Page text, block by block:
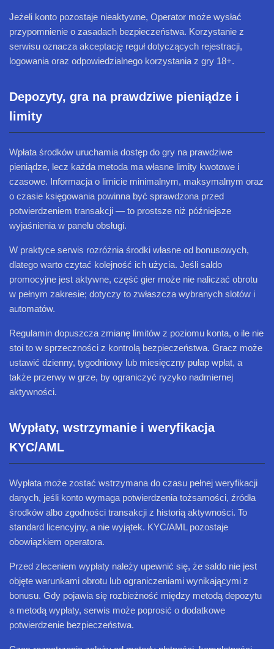
Jeżeli konto pozostaje nieaktywne, Operator może wysłać
przypomnienie o zasadach bezpieczeństwa. Korzystanie z
serwisu oznacza akceptację reguł dotyczących rejestracji,
logowania oraz odpowiedzialnego korzystania z gry 18+.
Depozyty, gra na prawdziwe pieniądze i
limity
Wpłata środków uruchamia dostęp do gry na prawdziwe
pieniądze, lecz każda metoda ma własne limity kwotowe i
czasowe. Informacja o limicie minimalnym, maksymalnym oraz
o czasie księgowania powinna być sprawdzona przed
potwierdzeniem transakcji — to prostsze niż późniejsze
wyjaśnienia w panelu obsługi.
W praktyce serwis rozróżnia środki własne od bonusowych,
dlatego warto czytać kolejność ich użycia. Jeśli saldo
promocyjne jest aktywne, część gier może nie naliczać obrotu
w pełnym zakresie; dotyczy to zwłaszcza wybranych slotów i
automatów.
Regulamin dopuszcza zmianę limitów z poziomu konta, o ile nie
stoi to w sprzeczności z kontrolą bezpieczeństwa. Gracz może
ustawić dzienny, tygodniowy lub miesięczny pułap wpłat, a
także przerwy w grze, by ograniczyć ryzyko nadmiernej
aktywności.
Wypłaty, wstrzymanie i weryfikacja
KYC/AML
Wypłata może zostać wstrzymana do czasu pełnej weryfikacji
danych, jeśli konto wymaga potwierdzenia tożsamości, źródła
środków albo zgodności transakcji z historią aktywności. To
standard licencyjny, a nie wyjątek. KYC/AML pozostaje
obowiązkiem operatora.
Przed zleceniem wypłaty należy upewnić się, że saldo nie jest
objęte warunkami obrotu lub ograniczeniami wynikającymi z
bonusu. Gdy pojawia się rozbieżność między metodą depozytu
a metodą wypłaty, serwis może poprosić o dodatkowe
potwierdzenie bezpieczeństwa.